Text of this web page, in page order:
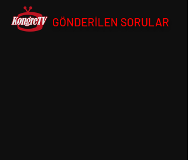
GÖNDERİLEN SORULAR